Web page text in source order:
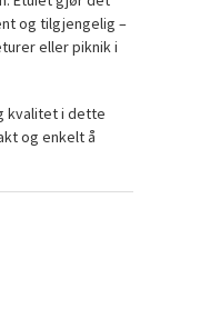
og tilgjengelig –
eller piknik i
kvalitet i dette
og enkelt å